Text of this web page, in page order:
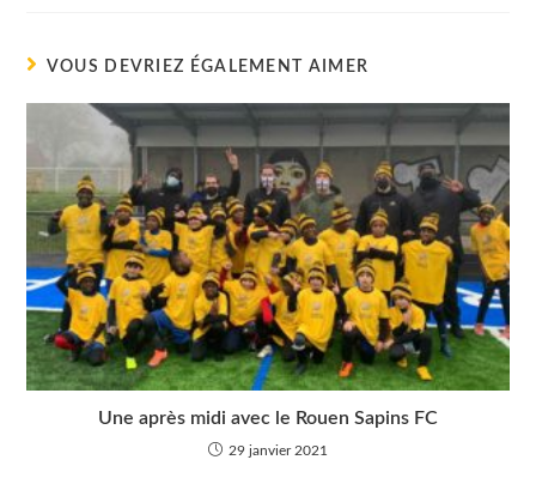
VOUS DEVRIEZ ÉGALEMENT AIMER
Une après midi avec le Rouen Sapins FC
29 janvier 2021